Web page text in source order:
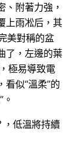
、附著力強，
上雨凇后，其
美對稱的盆
了，左邊的葉
極易導致電
看似“溫柔”的
，低溫將持續